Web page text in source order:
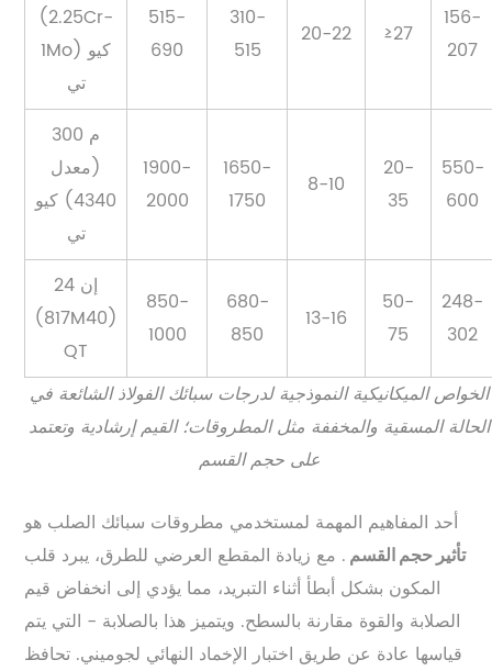
(2.25Cr-
1Mo) كيو
تي
515-
690
310-
515
20-22 ≥27
156-
207
300 م
(معدل
4340) كيو
تي
1900-
2000
1650-
1750
8-10
20-
35
550-
600
إن 24
(817M40)
QT
850-
1000
680-
850
13-16
50-
75
248-
302
الخواص الميكانيكية النموذجية لدرجات سبائك الفولاذ الشائعة في
الحالة المسقية والمخففة مثل المطروقات؛ القيم إرشادية وتعتمد
على حجم القسم
أحد المفاهيم المهمة لمستخدمي مطروقات سبائك الصلب هو
تأثير حجم القسم . مع زيادة المقطع العرضي للطرق، يبرد قلب
المكون بشكل أبطأ أثناء التبريد، مما يؤدي إلى انخفاض قيم
الصلابة والقوة مقارنة بالسطح. ويتميز هذا بالصلابة - التي يتم
قياسها عادة عن طريق اختبار الإخماد النهائي لجوميني. تحافظ